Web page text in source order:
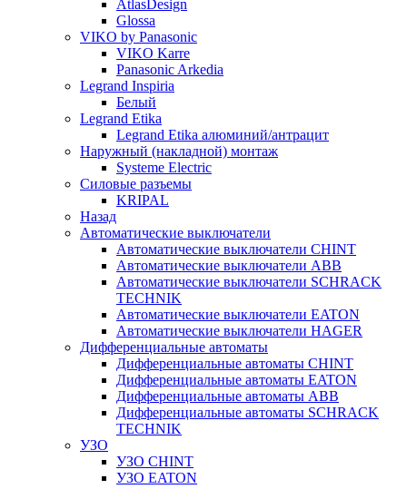
AtlasDesign
Glossa
VIKO by Panasonic
VIKO Karre
Panasonic Arkedia
Legrand Inspiria
Белый
Legrand Etika
Legrand Etika алюминий/антрацит
Наружный (накладной) монтаж
Systeme Electric
Силовые разъемы
KRIPAL
Назад
Автоматические выключатели
Автоматические выключатели CHINT
Автоматические выключатели ABB
Автоматические выключатели SCHRACK
TECHNIK
Автоматические выключатели EATON
Автоматические выключатели HAGER
Дифференциальные автоматы
Дифференциальные автоматы CHINT
Дифференциальные автоматы EATON
Дифференциальные автоматы ABB
Дифференциальные автоматы SCHRACK
TECHNIK
УЗО
УЗО CHINT
УЗО EATON